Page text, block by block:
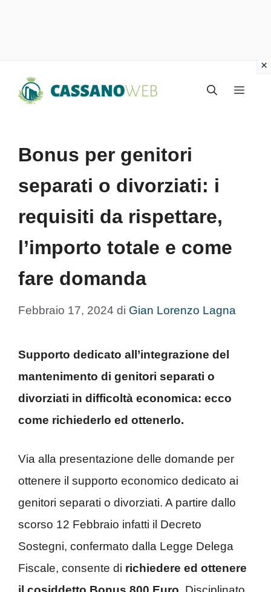
Menu
Bonus per genitori
separati o divorziati: i
requisiti da rispettare,
l’importo totale e come
fare domanda
Febbraio 17, 2024 di Gian Lorenzo Lagna
Supporto dedicato all’integrazione del
mantenimento di genitori separati o
divorziati in difficoltà economica: ecco
come richiederlo ed ottenerlo.
Via alla presentazione delle domande per
ottenere il supporto economico dedicato ai
genitori separati o divorziati. A partire dallo
scorso 12 Febbraio infatti il Decreto
Sostegni, confermato dalla Legge Delega
Fiscale, consente di richiedere ed ottenere